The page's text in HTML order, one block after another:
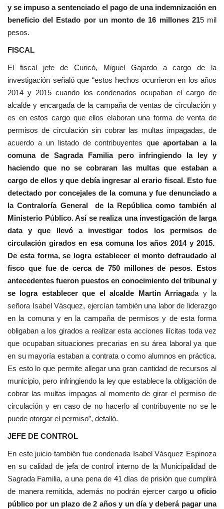
y se impuso a sentenciado el pago de una indemnización en
beneficio del Estado por un monto de 16 millones 215 mil
pesos.
FISCAL
El fiscal jefe de Curicó, Miguel Gajardo a cargo de la
investigación señaló que “estos hechos ocurrieron en los años
2014 y 2015 cuando los condenados ocupaban el cargo de
alcalde y encargada de la campaña de ventas de circulación y
es en estos cargo que ellos elaboran una forma de venta de
permisos de circulación sin cobrar las multas impagadas, de
acuerdo a un listado de contribuyentes que aportaban a la
comuna de Sagrada Familia pero infringiendo la ley y
haciendo que no se cobraran las multas que estaban a
cargo de ellos y que debía ingresar al erario fiscal. Esto fue
detectado por concejales de la comuna y fue denunciado a
la Contraloría General de la República como también al
Ministerio Público. Así se realiza una investigación de larga
data y que llevó a investigar todos los permisos de
circulación girados en esa comuna los años 2014 y 2015.
De esta forma, se logra establecer el monto defraudado al
fisco que fue de cerca de 750 millones de pesos. Estos
antecedentes fueron puestos en conocimiento del tribunal y
se logra establecer que el alcalde Martin Arriagada y la
señora Isabel Vásquez, ejercían también una labor de liderazgo
en la comuna y en la campaña de permisos y de esta forma
obligaban a los girados a realizar esta acciones ilícitas toda vez
que ocupaban situaciones precarias en su área laboral ya que
en su mayoría estaban a contrata o como alumnos en práctica.
Es esto lo que permite allegar una gran cantidad de recursos al
municipio, pero infringiendo la ley que establece la obligación de
cobrar las multas impagas al momento de girar el permiso de
circulación y en caso de no hacerlo al contribuyente no se le
puede otorgar el permiso”, detalló.
JEFE DE CONTROL
En este juicio también fue condenada Isabel Vásquez Espinoza
en su calidad de jefa de control interno de la Municipalidad de
Sagrada Familia, a una pena de 41 días de prisión que cumplirá
de manera remitida, además no podrán ejercer cargo u oficio
público por un plazo de 2 años y un día y deberá pagar una